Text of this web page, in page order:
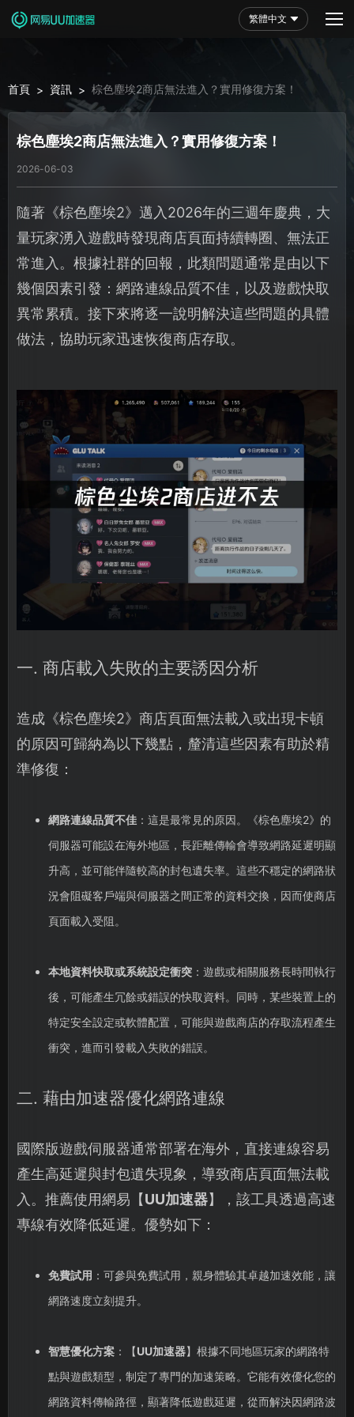
繁體中文
首頁 > 資訊 > 棕色塵埃2商店無法進入？實用修復方案！
棕色塵埃2商店無法進入？實用修復方案！
2026-06-03
隨著《棕色塵埃2》邁入2026年的三週年慶典，大
量玩家湧入遊戲時發現商店頁面持續轉圈、無法正
常進入。根據社群的回報，此類問題通常是由以下
幾個因素引發：網路連線品質不佳，以及遊戲快取
異常累積。接下來將逐一說明解決這些問題的具體
做法，協助玩家迅速恢復商店存取。
一. 商店載入失敗的主要誘因分析
造成《棕色塵埃2》商店頁面無法載入或出現卡頓
的原因可歸納為以下幾點，釐清這些因素有助於精
準修復：
網路連線品質不佳：這是最常見的原因。《棕色塵埃2》的
伺服器可能設在海外地區，長距離傳輸會導致網路延遲明顯
升高，並可能伴隨較高的封包遺失率。這些不穩定的網路狀
況會阻礙客戶端與伺服器之間正常的資料交換，因而使商店
頁面載入受阻。
本地資料快取或系統設定衝突：遊戲或相關服務長時間執行
後，可能產生冗餘或錯誤的快取資料。同時，某些裝置上的
特定安全設定或軟體配置，可能與遊戲商店的存取流程產生
衝突，進而引發載入失敗的錯誤。
二. 藉由加速器優化網路連線
國際版遊戲伺服器通常部署在海外，直接連線容易
產生高延遲與封包遺失現象，導致商店頁面無法載
入。推薦使用網易【UU加速器】，該工具透過高速
專線有效降低延遲。優勢如下：
免費試用 ：可參與免費試用，親身體驗其卓越加速效能，讓
網路速度立刻提升。
智慧優化方案：【UU加速器】根據不同地區玩家的網路特
點與遊戲類型，制定了專門的加速策略。它能有效優化您的
網路資料傳輸路徑，顯著降低遊戲延遲，從而解決因網路波